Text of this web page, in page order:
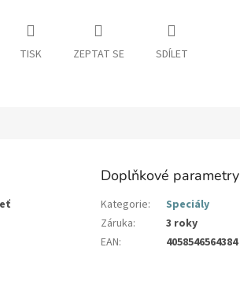
TISK ZEPTAT SE SDÍLET
Doplňkové parametry
Kategorie:
Speciály
Záruka:
3 roky
EAN: 4058546564384